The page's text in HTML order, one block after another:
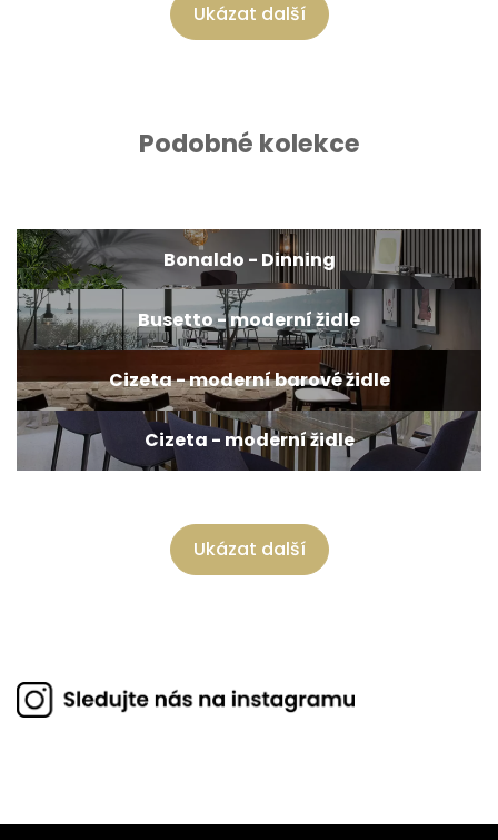
Ukázat další
Podobné kolekce
Bonaldo - Dinning
Busetto - moderní židle
Cizeta - moderní barové židle
Cizeta - moderní židle
Ukázat další